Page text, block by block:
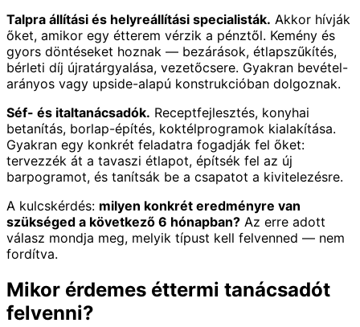
Talpra állítási és helyreállítási specialisták. Akkor hívják
őket, amikor egy étterem vérzik a pénztől. Kemény és
gyors döntéseket hoznak — bezárások, étlapszűkítés,
bérleti díj újratárgyalása, vezetőcsere. Gyakran bevétel-
arányos vagy upside-alapú konstrukcióban dolgoznak.
Séf- és italtanácsadók. Receptfejlesztés, konyhai
betanítás, borlap-építés, koktélprogramok kialakítása.
Gyakran egy konkrét feladatra fogadják fel őket:
tervezzék át a tavaszi étlapot, építsék fel az új
barpogramot, és tanítsák be a csapatot a kivitelezésre.
A kulcskérdés: milyen konkrét eredményre van
szükséged a következő 6 hónapban? Az erre adott
válasz mondja meg, melyik típust kell felvenned — nem
fordítva.
Mikor érdemes éttermi tanácsadót
felvenni?